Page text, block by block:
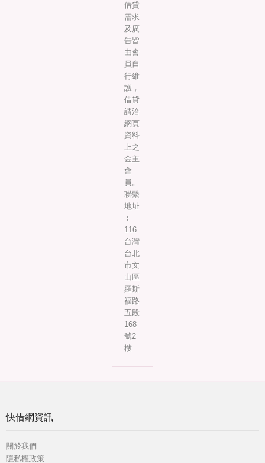
借貸
需求
及廣
告皆
由會
員自
行維
護，
借貸
請洽
網頁
資料
上之
金主
會
員。
聯繫
地址
︰
116
台灣
台北
市文
山區
羅斯
福路
五段
168
號2
樓
快借網資訊
關於我們
隱私權政策